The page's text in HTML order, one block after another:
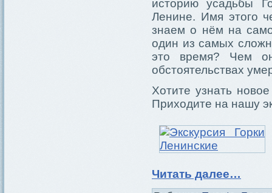
историю усадьбы
Ленине. Имя этого
знаем о нём на
один из самых
это время? Чем
обстоятельствах
Хотите узнать
Приходите на нашу
Читать далее…